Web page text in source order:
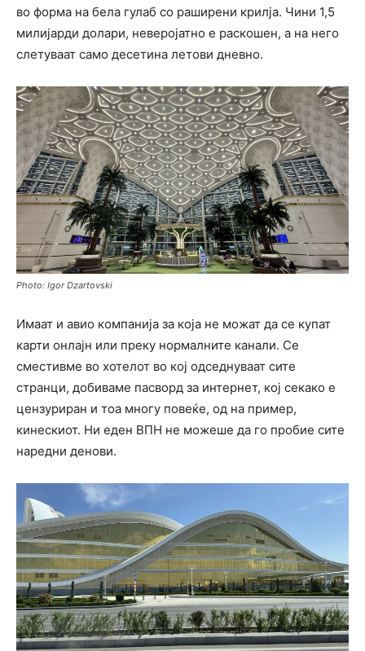
во форма на бела гулаб со раширени крилја. Чини 1,5
милијарди долари, неверојатно е раскошен, а на него
слетуваат само десетина летови дневно.
Photo: Igor Dzartovski
Имаат и авио компанија за која не можат да се купат
карти онлајн или преку нормалните канали. Се
сместивме во хотелот во кој одседнуваат сите
странци, добиваме пасворд за интернет, кој секако е
цензуриран и тоа многу повеќе, од на пример,
кинескиот. Ни еден ВПН не можеше да го пробие сите
наредни денови.